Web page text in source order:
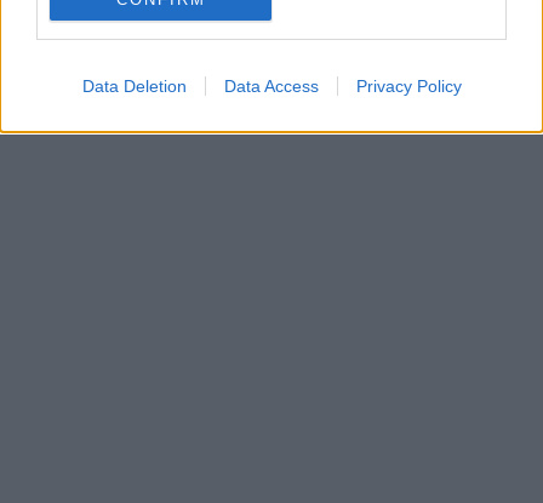
Data Deletion Data Access Privacy Policy